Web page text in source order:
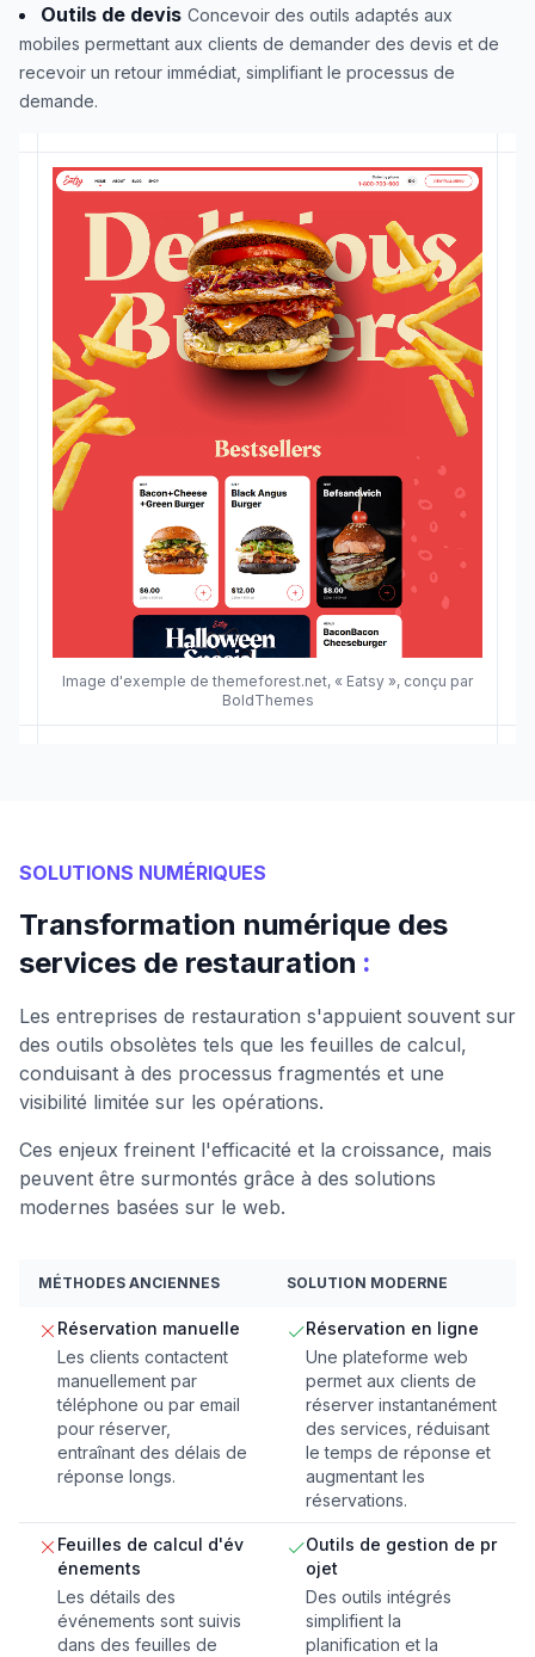
Image d'exemple de themeforest.net, « Eatsy », conçu par
BoldThemes
Outils de devis Concevoir des outils adaptés aux
mobiles permettant aux clients de demander des devis et de
recevoir un retour immédiat, simplifiant le processus de
demande.
SOLUTIONS NUMÉRIQUES
Transformation numérique des
services de restauration :
Les entreprises de restauration s'appuient souvent sur
des outils obsolètes tels que les feuilles de calcul,
conduisant à des processus fragmentés et une
visibilité limitée sur les opérations.
Ces enjeux freinent l'efficacité et la croissance, mais
peuvent être surmontés grâce à des solutions
modernes basées sur le web.
MÉTHODES ANCIENNES SOLUTION MODERNE
Réservation manuelle
Les clients contactent
manuellement par
téléphone ou par email
pour réserver,
entraînant des délais de
réponse longs.
Réservation en ligne
Une plateforme web
permet aux clients de
réserver instantanément
des services, réduisant
le temps de réponse et
augmentant les
réservations.
Feuilles de calcul d'év
énements
Les détails des
événements sont suivis
dans des feuilles de
Outils de gestion de pr
ojet
Des outils intégrés
simplifient la
planification et la